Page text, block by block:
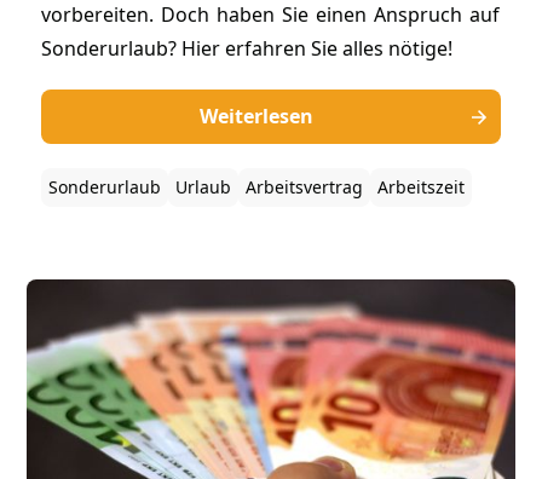
vorbereiten. Doch haben Sie einen Anspruch auf
Sonderurlaub? Hier erfahren Sie alles nötige!
Weiterlesen
Sonderurlaub Urlaub Arbeitsvertrag Arbeitszeit